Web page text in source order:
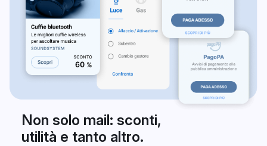
Non solo mail: sconti,
utilità e tanto altro.